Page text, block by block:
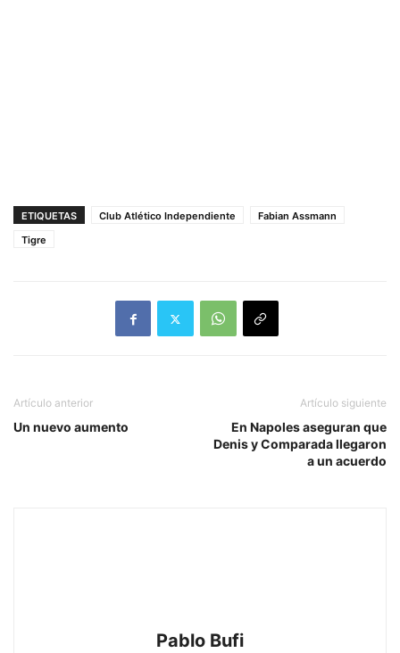
ETIQUETAS Club Atlético Independiente
Fabian Assmann
Tigre
Artículo anterior
Un nuevo aumento
Artículo siguiente
En Napoles aseguran que
Denis y Comparada llegaron
a un acuerdo
Pablo Bufi